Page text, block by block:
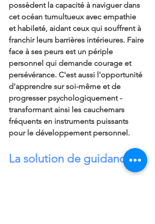
possèdent la capacité à naviguer dans
cet océan tumultueux avec empathie
et habileté, aidant ceux qui souffrent à
franchir leurs barrières intérieures. Faire
face à ses peurs est un périple
personnel qui demande courage et
persévérance. C'est aussi l'opportunité
d'apprendre sur soi-même et de
progresser psychologiquement -
transformant ainsi les cauchemars
fréquents en instruments puissants
pour le développement personnel.
La solution de guidance